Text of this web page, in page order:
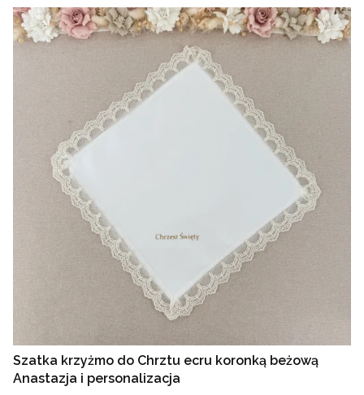
Szatka krzyżmo do Chrztu ecru koronką beżową
Anastazja i personalizacja